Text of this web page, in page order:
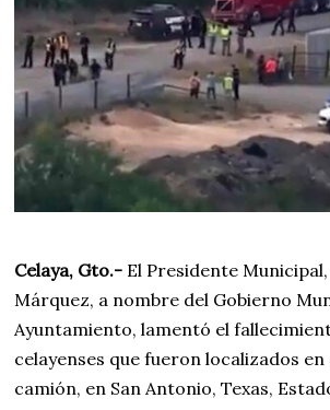
Celaya, Gto.- El Presidente
Márquez, a nombre del Gobierno
Ayuntamiento, lamentó el
celayenses que fueron localizados
camión, en San Antonio, Texas,